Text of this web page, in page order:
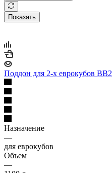
Показать
Поддон для 2-х еврокубов BB2
Назначение
—
для еврокубов
Объем
—